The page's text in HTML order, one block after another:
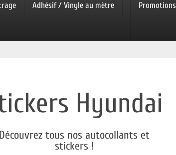
Adhésif / Vinyle au mètre Promotions
Hyundai
Découvrez tous nos autocollants et
stickers !